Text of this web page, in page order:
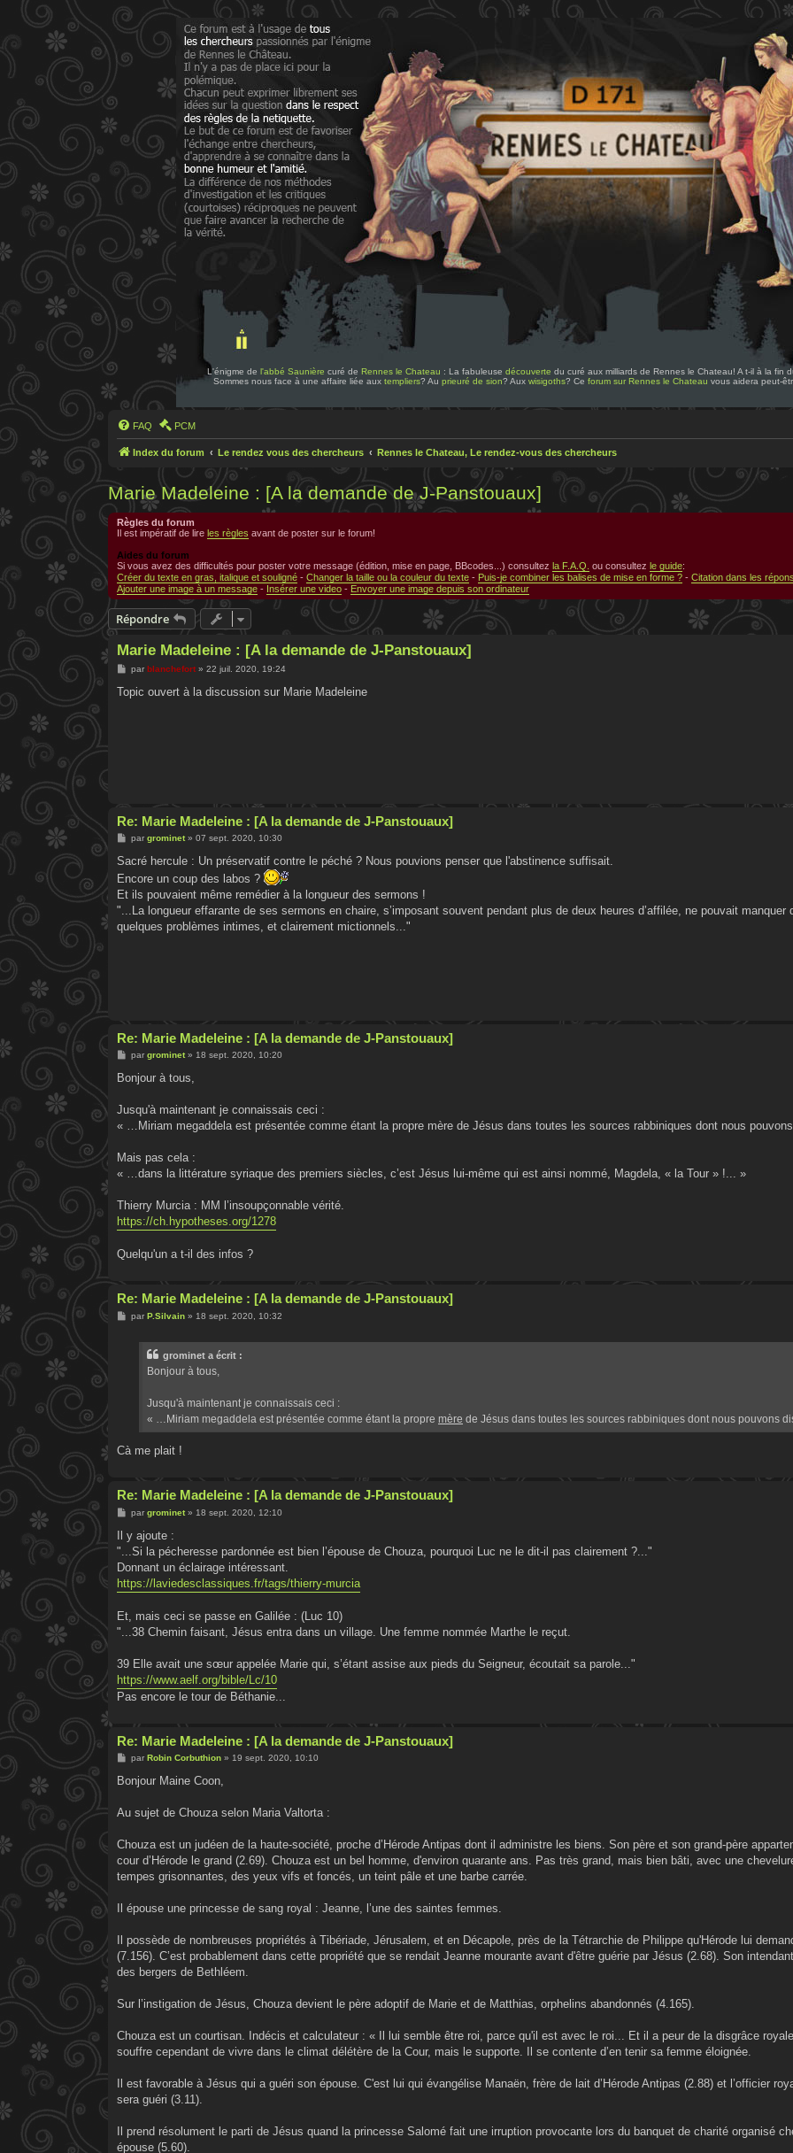
L'énigme de l'abbé Saunière curé de Rennes le Chateau : La fabuleuse découverte du curé aux milliards de Rennes le Chateau! A t-il à la fin
Sommes nous face à une affaire liée aux templiers? Au prieuré de sion? Aux wisigoths? Ce forum sur Rennes le Chateau vous aidera peut-
FAQ PCM
Index du forum Le rendez vous des chercheurs Rennes le Chateau, Le rendez-vous des chercheurs
Marie Madeleine : [A la demande de J-Panstouaux]
Règles du forum
Il est impératif de lire les règles avant de poster sur le forum!
Aides du forum
Si vous avez des difficultés pour poster votre message (édition, mise en page, BBcodes...) consultez la F.A.Q. ou consultez le guide:
Créer du texte en gras, italique et souligné - Changer la taille ou la couleur du texte - Puis-je combiner les balises de mise en forme ? - Citation dans les
Ajouter une image à un message - Insérer une video - Envoyer une image depuis son ordinateur
Répondre
Marie Madeleine : [A la demande de J-Panstouaux]
M
s
s
par blanchefort» 22 juil. 2020, 19:24
Topic ouvert à la discussion sur Marie Madeleine
Re: Marie Madeleine : [A la demande de J-Panstouaux]
M
s
a
g
e
par grominet» 07 sept. 2020, 10:30
Sacré hercule : Un préservatif contre le péché ? Nous pouvions penser que l'abstinence suffisait.
Encore un coup des labos ?
Et ils pouvaient même remédier à la longueur des sermons !
"...La longueur effarante de ses sermons en chaire, s’imposant souvent pendant plus de deux heures d’affilée, ne pouvait manquer
quelques problèmes intimes, et clairement mictionnels..."
Re: Marie Madeleine : [A la demande de J-Panstouaux]
M
s
g
par grominet» 18 sept. 2020, 10:20
Bonjour à tous,
Jusqu'à maintenant je connaissais ceci :
« …Miriam megaddela est présentée comme étant la propre mère de Jésus dans toutes les sources rabbiniques dont nous
Mais pas cela :
« …dans la littérature syriaque des premiers siècles, c’est Jésus lui-même qui est ainsi nommé, Magdela, « la Tour » !... »
Thierry Murcia : MM l’insoupçonnable vérité.
https://ch.hypotheses.org/1278
Quelqu'un a t-il des infos ?
Re: Marie Madeleine : [A la demande de J-Panstouaux]
Mpar P.Silvain» 18 sept. 2020, 10:32
grominet a écrit :
Bonjour à tous,
Jusqu'à maintenant je connaissais ceci :
« …Miriam megaddela est présentée comme étant la propre mère de Jésus dans toutes les sources rabbiniques dont nous pouvons
Cà me plait !
Re: Marie Madeleine : [A la demande de J-Panstouaux]
M
s
s
a
g
par grominet» 18 sept. 2020, 12:10
Il y ajoute :
"...Si la pécheresse pardonnée est bien l’épouse de Chouza, pourquoi Luc ne le dit-il pas clairement ?..."
Donnant un éclairage intéressant.
https://laviedesclassiques.fr/tags/thierry-murcia
Et, mais ceci se passe en Galilée : (Luc 10)
"...38 Chemin faisant, Jésus entra dans un village. Une femme nommée Marthe le reçut.
39 Elle avait une sœur appelée Marie qui, s’étant assise aux pieds du Seigneur, écoutait sa parole..."
https://www.aelf.org/bible/Lc/10
Pas encore le tour de Béthanie...
Re: Marie Madeleine : [A la demande de J-Panstouaux]
M
s
g
par Robin Corbuthion» 19 sept. 2020, 10:10
Bonjour Maine Coon,
Au sujet de Chouza selon Maria Valtorta :
Chouza est un judéen de la haute-société, proche d’Hérode Antipas dont il administre les biens. Son père et son grand-père
cour d’Hérode le grand (2.69). Chouza est un bel homme, d'environ quarante ans. Pas très grand, mais bien bâti, avec une
tempes grisonnantes, des yeux vifs et foncés, un teint pâle et une barbe carrée.
Il épouse une princesse de sang royal : Jeanne, l’une des saintes femmes.
Il possède de nombreuses propriétés à Tibériade, Jérusalem, et en Décapole, près de la Tétrarchie de Philippe qu'Hérode lui
(7.156). C’est probablement dans cette propriété que se rendait Jeanne mourante avant d'être guérie par Jésus (2.68). Son
des bergers de Bethléem.
Sur l’instigation de Jésus, Chouza devient le père adoptif de Marie et de Matthias, orphelins abandonnés (4.165).
Chouza est un courtisan. Indécis et calculateur : « Il lui semble être roi, parce qu'il est avec le roi... Et il a peur de la disgrâce royale
souffre cependant de vivre dans le climat délétère de la Cour, mais le supporte. Il se contente d’en tenir sa femme éloignée.
Il est favorable à Jésus qui a guéri son épouse. C'est lui qui évangélise Manaën, frère de lait d’Hérode Antipas (2.88) et l’officier
sera guéri (3.11).
Il prend résolument le parti de Jésus quand la princesse Salomé fait une irruption provocante lors du banquet de charité organisé
épouse (5.60).